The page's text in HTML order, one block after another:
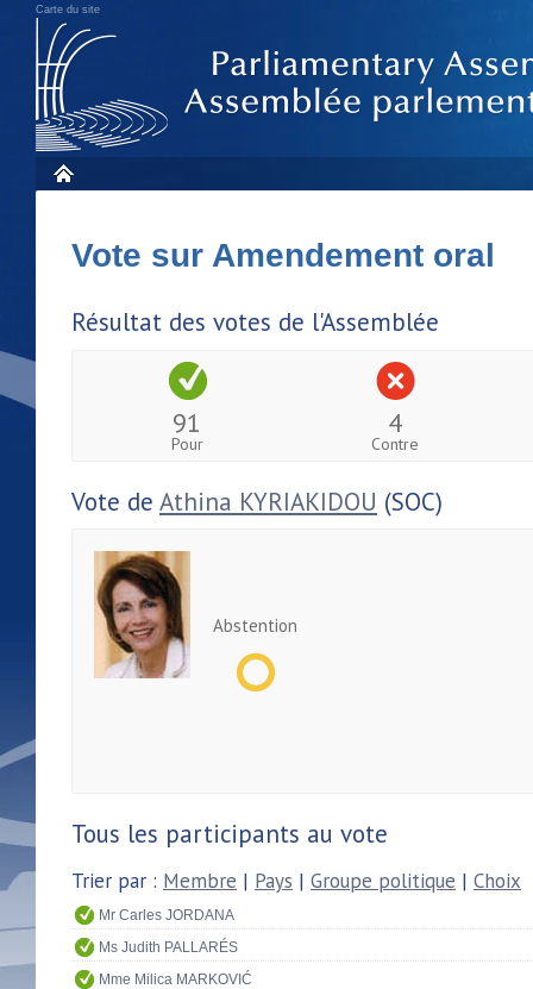
Carte du site
Vote sur Amendement oral
Résultat des votes de l'Assemblée
91
Pour
4
Contre
Vote de Athina KYRIAKIDOU (SOC)
Abstention
Tous les participants au vote
Trier par : Membre | Pays | Groupe politique | Choix
Mr Carles JORDANA
Ms Judith PALLARÉS
Mme Milica MARKOVIĆ